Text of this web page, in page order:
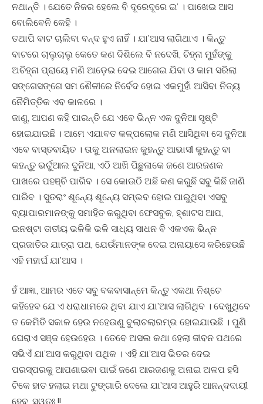
ନଥାନ୍ତି । ଯେତେ ନିଜର ହେଲେ ବି ଦୂରେଦୂରେ ଇ’ । ପାଖେଇ ଆସ
ବୋଲିବେନି କେହି ।
ତଥାପି ବାଟ ଚାଲିବା ବନ୍ଦ ହୁଏ ନାହିଁ । ଯା’ଆସ ଲାଗିଥାଏ । କିନ୍ତୁ
ବାଟରେ ଚାଲୁଚାଲୁ କେତେ କଣ ଦିଶିଲେ ବି ନଦେଖି, ଚିହ୍ନା ମୁହଁଙ୍କୁ
ଅଚିହ୍ନା ପ୍ରାୟେ ମଣି ଆଡ଼େଇ ଦେଇ ଆଗେଇ ଯିବା ଓ କାମ ସରିଲା
ସଙ୍ଗେସଙ୍ଗେ ସମ ଶୈଳୀରେ ନିର୍ବେଦ ହୋଇ ଏକମୁହାଁ ଆସିବା ନିତ୍ୟ
ନୈମିତ୍ତିକ ଏବ କାଳରେ ।
ଜାଣୁ, ଆପଣ କହି ପାରନ୍ତି ଯେ ଏବେ ଭିନ୍ନ ଏକ ଦୁନିଆ ସୃଷ୍ଟି
ହୋଇଯାଇଛି । ଆମେ ଏଯାବତ କଳ୍ପଲୋକ ମଣି ଆସିଥିବା ସେ ଦୁନିଆ
ଏବେ ବାସ୍ତବାୟିତ । ତାକୁ ଅନଲାଇନ କୁହନ୍ତୁ ଆଭାସୀ କୁହନ୍ତୁ ବା
କହନ୍ତୁ ଭର୍ଚୁଆଲ ଦୁନିଆ, ଏଠି ଆଖି ପିଛୁଳାକେ ଜଣେ ଆରଜଣକ
ପାଖରେ ପହଞ୍ଚି ପାରିବ । ସେ କୋଉଠି ଅଛି କଣ କରୁଛି ସବୁ କିଛି ଜାଣି
ପାରିବ । ସୁତରାଂ ଶୂନ୍ୟେ ଶୂନ୍ୟେ ସମ୍ଭବ ହୋଇ ପାରୁଥିବା ଏସବୁ
ବ୍ୟାପାରମାନଙ୍କୁ ସମାହିତ କରୁଥିବା ଫେସବୁକ, ହ୍ଶାଟସ ଆପ,
ଇନଷ୍ଟା ତାତୀୟ ଭଳିକି ଭଳି ସାଧ୍ୟ ସାଧନ ବି ଏକଏକ ଭିନ୍ନ
ପ୍ରଜାତିର ଯାତ୍ରା ପଥ, ଯେଉଁମାନଙ୍କ ଦେଇ ଅନାୟାସେ କରିହେଉଛି
ଏହି ମହାର୍ଘ ଯା’ଆସ ।
ହଁ ଆଜ୍ଞା, ଆମର ଏତେ ସବୁ ବକବାସାନ୍ମେ କିନ୍ତୁ ଏକଥା ନିଶ୍ଚେ
କହିହେବ ଯେ ଏ ଧରାଧାମରେ ଥିବା ଯାଏ ଯା’ଆସ ଲାଗିଥିବ । ଦେଖୁଥିବେ
ତ କେମିତି ସକାଳ ହେଉ ନହେଉଣୁ ବୁଲାଚଲାରମ୍ଭ ହୋଇଯାଉଛି । ପୁଣି
ଘେରାଏ ସଞ୍ଜ ହେଉହେଉ । ତେବେ ଅସଲ କଥା ହେଲା ଜୀବନ ପଥରେ
ସଭିଏଁ ଯା’ଆସ କରୁଥିବା ପଥିକ । ଏହି ଯା’ଆସ ଭିତର ଦେଇ
ପରସ୍ପରକୁ ଆପଣାଇବା ପାଇଁ ଜଣେ ଆରଜଣକୁ ଅନାଇ ଅଳପ ହସି
ଟିକେ ହାତ ହଲାଇ ମଥା ଟୁଙ୍ଗାରି ଦେଲେ ଯା’ଆସ ଆହୁରି ଆନନ୍ଦଦାୟୀ
ହେବ, ସ୍ୱତଃ !!